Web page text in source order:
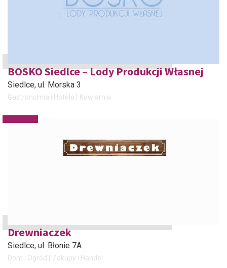
BOSKO Siedlce – Lody Produkcji Własnej
Siedlce, ul. Morska 3
Gastronomia i Hotele Kawiarnia
Drewniaczek
Siedlce, ul. Błonie 7A
Dom i Ogród Zakupy i Handel